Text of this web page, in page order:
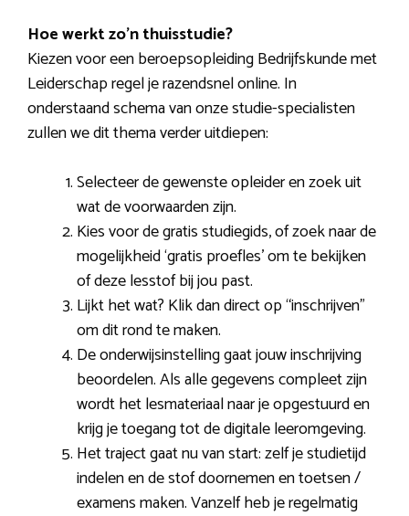
Hoe werkt zo’n thuisstudie?
Kiezen voor een beroepsopleiding Bedrijfskunde met
Leiderschap regel je razendsnel online. In
onderstaand schema van onze studie-specialisten
zullen we dit thema verder uitdiepen:
Selecteer de gewenste opleider en zoek uit
wat de voorwaarden zijn.
Kies voor de gratis studiegids, of zoek naar de
mogelijkheid ‘gratis proefles’ om te bekijken
of deze lesstof bij jou past.
Lijkt het wat? Klik dan direct op “inschrijven”
om dit rond te maken.
De onderwijsinstelling gaat jouw inschrijving
beoordelen. Als alle gegevens compleet zijn
wordt het lesmateriaal naar je opgestuurd en
krijg je toegang tot de digitale leeromgeving.
Het traject gaat nu van start: zelf je studietijd
indelen en de stof doornemen en toetsen /
examens maken. Vanzelf heb je regelmatig